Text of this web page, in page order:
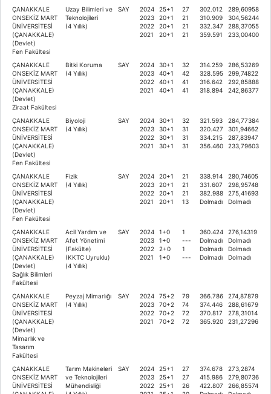
ÇANAKKALE
ONSEKİZ MART
ÜNİVERSİTESİ
(ÇANAKKALE)
(Devlet)
Fen Fakültesi
Uzay Bilimleri ve
Teknolojileri
(4 Yıllık)
SAY
2024
2023
2022
2021
25+1
20+1
20+1
20+1
27
21
21
21
302.012
310.909
332.347
359.591
289,60958
304,56244
288,37055
233,00400
ÇANAKKALE
ONSEKİZ MART
ÜNİVERSİTESİ
(ÇANAKKALE)
(Devlet)
Ziraat Fakültesi
Bitki Koruma
(4 Yıllık)
SAY
2024
2023
2022
2021
30+1
40+1
40+1
40+1
32
42
41
41
314.259
328.595
316.642
318.894
286,53269
299,74822
292,85888
242,86377
ÇANAKKALE
ONSEKİZ MART
ÜNİVERSİTESİ
(ÇANAKKALE)
(Devlet)
Fen Fakültesi
Biyoloji
(4 Yıllık)
SAY
2024
2023
2022
2021
30+1
30+1
30+1
30+1
32
31
31
31
321.593
320.427
334.215
356.460
284,77384
301,94662
287,83947
233,79603
ÇANAKKALE
ONSEKİZ MART
ÜNİVERSİTESİ
(ÇANAKKALE)
(Devlet)
Fen Fakültesi
Fizik
(4 Yıllık)
SAY
2024
2023
2022
2021
20+1
20+1
20+1
20+1
21
21
21
13
338.914
331.607
382.988
Dolmadı
280,74605
298,95748
275,41693
Dolmadı
ÇANAKKALE
ONSEKİZ MART
ÜNİVERSİTESİ
(ÇANAKKALE)
(Devlet)
Sağlık Bilimleri
Fakültesi
Acil Yardım ve
Afet Yönetimi
(Fakülte)
(KKTC Uyruklu)
(4 Yıllık)
SAY
2024
2023
2022
2021
1+0
1+0
2+0
1+0
1
---
1
---
360.424
Dolmadı
Dolmadı
Dolmadı
276,14319
Dolmadı
Dolmadı
Dolmadı
ÇANAKKALE
ONSEKİZ MART
ÜNİVERSİTESİ
(ÇANAKKALE)
(Devlet)
Mimarlık ve
Tasarım
Fakültesi
Peyzaj Mimarlığı
(4 Yıllık)
SAY
2024
2023
2022
2021
75+2
70+2
70+2
70+2
79
74
72
72
366.786
374.446
370.817
365.920
274,87879
288,61679
278,31014
231,27296
ÇANAKKALE
ONSEKİZ MART
ÜNİVERSİTESİ
Tarım Makineleri
ve Teknolojileri
Mühendisliği
SAY
2024
2023
2022
25+1
25+1
25+1
27
27
26
374.678
415.986
422.807
273,2874
279,80736
266,85574